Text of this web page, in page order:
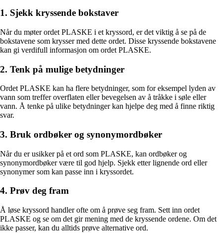
1. Sjekk kryssende bokstaver
Når du møter ordet PLASKE i et kryssord, er det viktig å se på de
bokstavene som krysser med dette ordet. Disse kryssende bokstavene
kan gi verdifull informasjon om ordet PLASKE.
2. Tenk på mulige betydninger
Ordet PLASKE kan ha flere betydninger, som for eksempel lyden av
vann som treffer overflaten eller bevegelsen av å tråkke i søle eller
vann. Å tenke på ulike betydninger kan hjelpe deg med å finne riktig
svar.
3. Bruk ordbøker og synonymordbøker
Når du er usikker på et ord som PLASKE, kan ordbøker og
synonymordbøker være til god hjelp. Sjekk etter lignende ord eller
synonymer som kan passe inn i kryssordet.
4. Prøv deg fram
Å løse kryssord handler ofte om å prøve seg fram. Sett inn ordet
PLASKE og se om det gir mening med de kryssende ordene. Om det
ikke passer, kan du alltids prøve alternative ord.